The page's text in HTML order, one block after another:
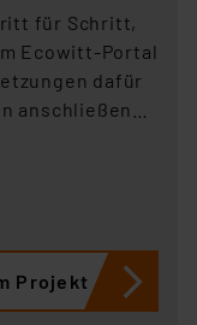
für Schritt,
Ecowitt-Portal
dafür
anschließend
Projekt